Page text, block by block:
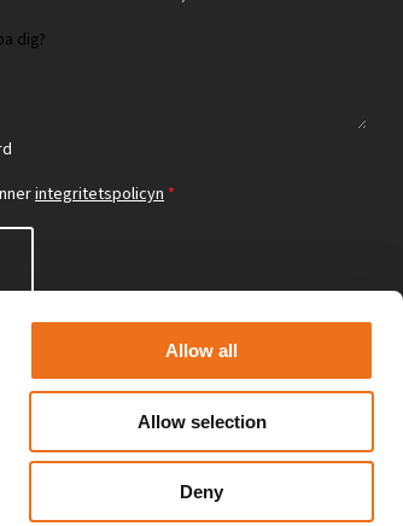
Allow all
Allow selection
Deny
integritetspolicyn *